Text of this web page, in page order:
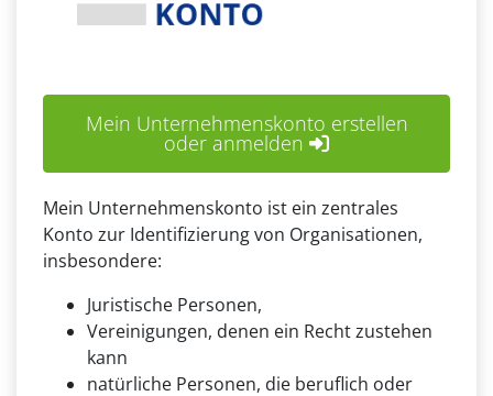
Mein Unternehmenskonto erstellen
oder anmelden
Mein Unternehmenskonto ist ein zentrales
Konto zur Identifizierung von Organisationen,
insbesondere:
Juristische Personen,
Vereinigungen, denen ein Recht zustehen
kann
natürliche Personen, die beruflich oder